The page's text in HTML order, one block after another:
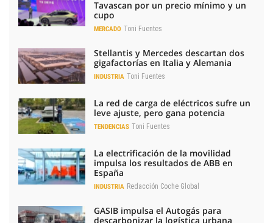
Tavascan por un precio mínimo y un
cupo
MERCADO Toni Fuentes
Stellantis y Mercedes descartan dos
gigafactorías en Italia y Alemania
INDUSTRIA Toni Fuentes
La red de carga de eléctricos sufre un
leve ajuste, pero gana potencia
TENDENCIAS Toni Fuentes
La electrificación de la movilidad
impulsa los resultados de ABB en
España
INDUSTRIA Redacción Coche Global
GASIB impulsa el Autogás para
descarbonizar la logística urbana